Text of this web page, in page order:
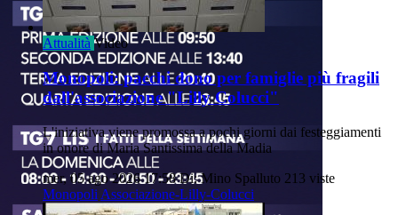
Attualità Video
Monopoli: pacchi dono per famiglie più fragili
dall'associazione "Lilly Colucci"
L'iniziativa viene promossa a pochi giorni dai festeggiamenti
in onore di Maria Santissima della Madia
mer, 05 ago 2026 17:58 Di: Mino Spalluto 213 viste
Monopoli Associazione-Lilly-Colucci